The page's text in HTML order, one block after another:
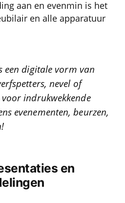
aan en evenmin is het
en alle apparatuur
digitale vorm van
nevel of
indrukwekkende
evenementen, beurzen,
en